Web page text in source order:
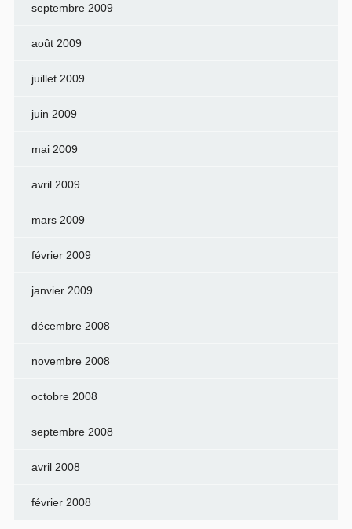
septembre 2009
août 2009
juillet 2009
juin 2009
mai 2009
avril 2009
mars 2009
février 2009
janvier 2009
décembre 2008
novembre 2008
octobre 2008
septembre 2008
avril 2008
février 2008